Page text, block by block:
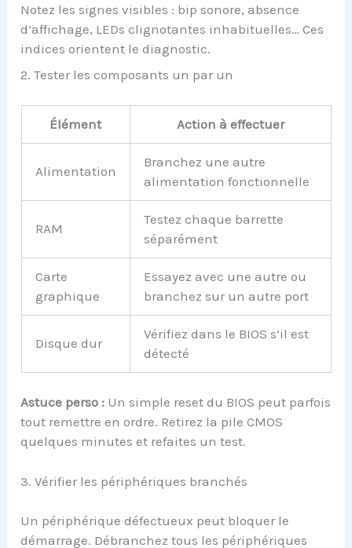
Notez les signes visibles : bip sonore, absence
d’affichage, LEDs clignotantes inhabituelles… Ces
indices orientent le diagnostic.
2. Tester les composants un par un
Élément Action à effectuer
Alimentation
Branchez une autre
alimentation fonctionnelle
RAM
Testez chaque barrette
séparément
Carte
graphique
Essayez avec une autre ou
branchez sur un autre port
Disque dur
Vérifiez dans le BIOS s’il est
détecté
Astuce perso : Un simple reset du BIOS peut parfois
tout remettre en ordre. Retirez la pile CMOS
quelques minutes et refaites un test.
3. Vérifier les périphériques branchés
Un périphérique défectueux peut bloquer le
démarrage. Débranchez tous les périphériques